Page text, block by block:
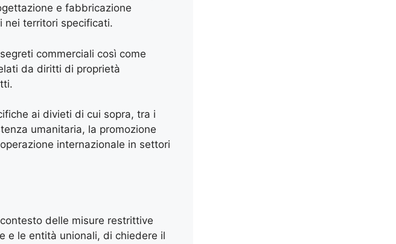
e fabbricazione
nei territori specificati.
commerciali così come
da diritti di proprietà
ai divieti di cui sopra, tra i
umanitaria, la promozione
internazionale in settori
delle misure restrittive
e le entità unionali, di chiedere il